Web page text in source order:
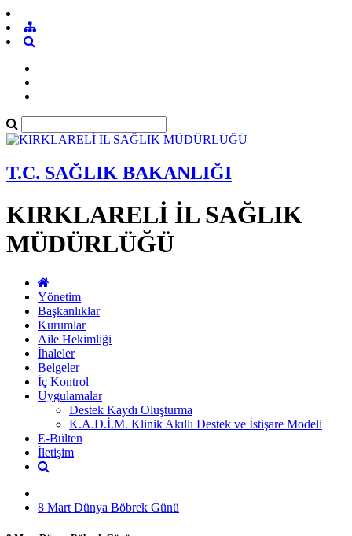
T.C. SAĞLIK BAKANLIĞI
KIRKLARELİ İL SAĞLIK
MÜDÜRLÜĞÜ
Yönetim
Başkanlıklar
Kurumlar
Aile Hekimliği
İhaleler
Belgeler
İç Kontrol
Uygulamalar
Destek Kaydı Oluşturma
K.A.D.İ.M. Klinik Akıllı Destek ve İstişare Modeli
E-Bülten
İletişim
8 Mart Dünya Böbrek Günü